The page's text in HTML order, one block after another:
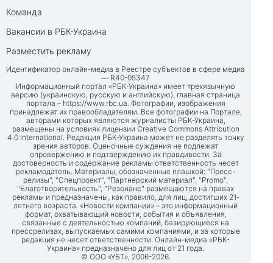
Команда
Вакансии в РБК-Украина
Разместить рекламу
Идентификатор онлайн-медиа в Реестре субъектов в сфере медиа
— R40-05347
Информационный портал «РБК-Украина» имеет трехязычную
версию (украинскую, русскую и английскую), главная страница
портала – https://www.rbc.ua. Фотографии, изображения
принадлежат их правообладателям. Все фотографии на Портале,
авторами которых являются журналисты РБК-Украина,
размещены на условиях лицензии Creative Commons Attribution
4.0 International. Редакция РБК-Украина может не разделять точку
зрения авторов. Оценочные суждения не подлежат
опровержению и подтверждению их правдивости. За
достоверность и содержание рекламы ответственность несет
рекламодатель. Материалы, обозначенные плашкой: "Пресс-
релизы", "Спецпроект", "Партнерский материал", "Promo",
"Благотворительность", "Резонанс" размещаются на правах
рекламы и предназначены, как правило, для лиц, достигших 21-
летнего возраста. «Новости компании» – это информационный
формат, охватывающий новости, события и объявления,
связанные с деятельностью компаний, базирующиеся на
прессрелизах, выпускаемых самими компаниями, и за которые
редакция не несет ответственности. Онлайн-медиа «РБК-
Украина» предназначено для лиц от 21 года.
© ООО «УБТ», 2006-2026.